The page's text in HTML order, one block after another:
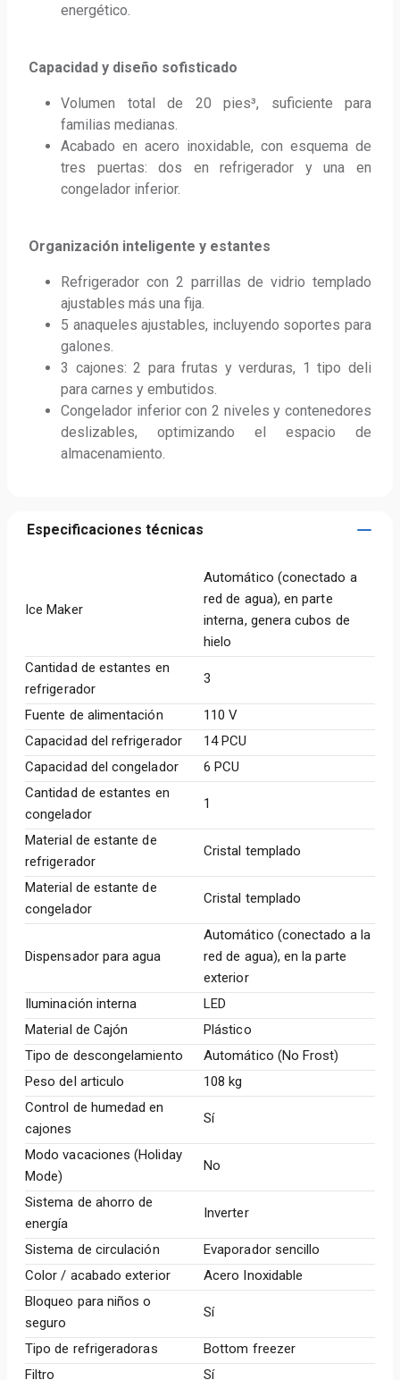
energético.
Capacidad y diseño sofisticado
Volumen total de 20 pies³, suficiente para
familias medianas.
Acabado en acero inoxidable, con esquema de
tres puertas: dos en refrigerador y una en
congelador inferior.
Organización inteligente y estantes
Refrigerador con 2 parrillas de vidrio templado
ajustables más una fija.
5 anaqueles ajustables, incluyendo soportes para
galones.
3 cajones: 2 para frutas y verduras, 1 tipo deli
para carnes y embutidos.
Congelador inferior con 2 niveles y contenedores
deslizables, optimizando el espacio de
almacenamiento.
Especificaciones técnicas
Ice Maker
Automático (conectado a
red de agua), en parte
interna, genera cubos de
hielo
Cantidad de estantes en
refrigerador
3
Fuente de alimentación
110 V
Capacidad del refrigerador
14 PCU
Capacidad del congelador
6 PCU
Cantidad de estantes en
congelador
1
Material de estante de
refrigerador
Cristal templado
Material de estante de
congelador
Cristal templado
Dispensador para agua
Automático (conectado a la
red de agua), en la parte
exterior
Iluminación interna
LED
Material de Cajón
Plástico
Tipo de descongelamiento
Automático (No Frost)
Peso del articulo
108 kg
Control de humedad en
cajones
Sí
Modo vacaciones (Holiday
Mode)
No
Sistema de ahorro de
energía
Inverter
Sistema de circulación
Evaporador sencillo
Color / acabado exterior
Acero Inoxidable
Bloqueo para niños o
seguro
Sí
Tipo de refrigeradoras
Bottom freezer
Filtro
Sí